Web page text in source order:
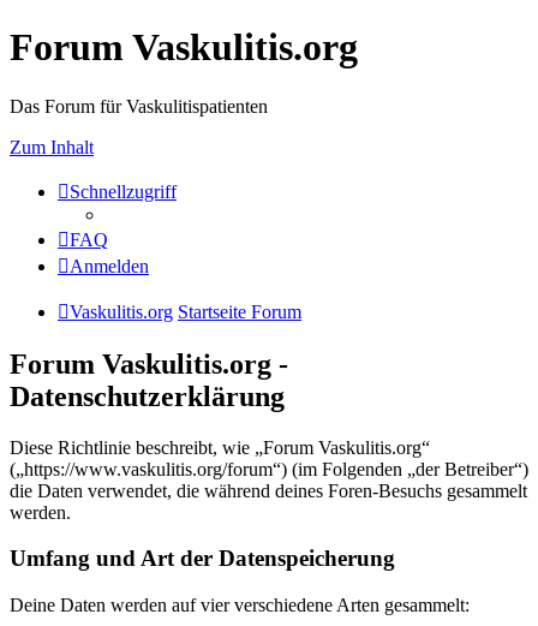
Forum Vaskulitis.org
Das Forum für Vaskulitispatienten
Zum Inhalt
Schnellzugriff
FAQ
Anmelden
Vaskulitis.org Startseite Forum
Forum Vaskulitis.org -
Datenschutzerklärung
Diese Richtlinie beschreibt, wie „Forum Vaskulitis.org“
(„https://www.vaskulitis.org/forum“) (im Folgenden „der Betreiber“)
die Daten verwendet, die während deines Foren-Besuchs gesammelt
werden.
Umfang und Art der Datenspeicherung
Deine Daten werden auf vier verschiedene Arten gesammelt: